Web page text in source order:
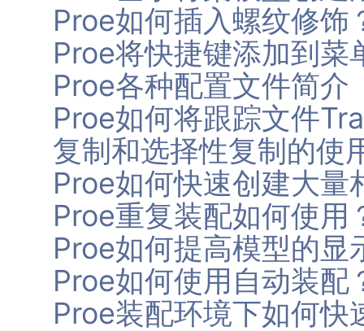
Proe如何插入螺纹修饰
Proe将快捷键添加到菜
Proe各种配置文件简介
Proe如何将跟踪文件
复制和选择性复制的使
Proe如何快速创建大量
Proe重复装配如何使用
Proe如何提高模型的显
Proe如何使用自动装配
Proe装配环境下如何快